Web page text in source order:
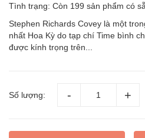
Tình trạng: Còn 199 sản phẩm có
Stephen Richards Covey là một
nhất Hoa Kỳ do tạp chí Time bình
được kính trọng trên...
Số lượng: